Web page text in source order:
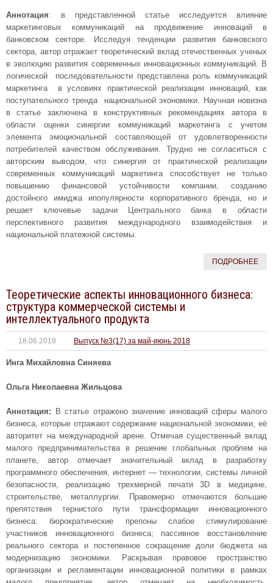
Аннотация: в представленной статье исследуется влияние
маркетинговых коммуникаций на продвижение инноваций в
банковском секторе. Исследуя тенденции развития банковского
сектора, автор отражает теоретический вклад отечественных ученых
в эволюцию развития современных инновационных коммуникаций. В
логической последовательности представлена роль коммуникаций
маркетинга в условиях практической реализации инноваций, как
поступательного тренда национальной экономики. Научная новизна
в статье заключена в конструктивных рекомендациях автора в
области оценки синергии коммуникаций маркетинга с учетом
элемента эмоциональной составляющей от удовлетворенности
потребителей качеством обслуживания. Трудно не согласиться с
авторским выводом, что синергия от практической реализации
современных коммуникаций маркетинга способствует не только
повышению финансовой устойчивости компании, созданию
достойного имиджа ипопулярности корпоративного бренда, но и
решает ключевые задачи Центрального банка в области
перспективного развития международного взаимодействия и
национальной платежной системы.
ПОДРОБНЕЕ
Теоретические аспекты инновационного бизнеса:
структура коммерческой системы и
интеллектуального продукта
18.06.2018 Выпуск №3(17) за май-июнь 2018
Инга Михайловна Синяева
Ольга Николаевна Жильцова
Аннотация: В статье отражено значение инноваций сферы малого
бизнеса, которые отражают содержание национальной экономики, её
авторитет на международной арене. Отмечая существенный вклад
малого предпринимательства в решение глобальных проблем на
планете, автор отмечает значительный вклад в разработку
программного обеспечения, интернет — технологии, системы личной
безопасности, реализацию трехмерной печати 3D в медицине,
строительстве, металлургии. Правомерно отмечаются большие
препятствия тернистого пути трансформации инновационного
бизнеса: бюрократические препоны слабое стимулирование
участников инновационного бизнеса; пассивное восстановление
реального сектора и постепенное сокращение доли бюджета на
модернизацию экономики. Раскрывая правовое пространство
организации и регламентации инновационной политики в рамках